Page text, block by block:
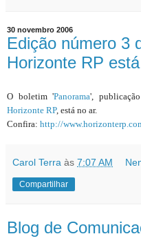
30 novembro 2006
Edição número 3
Horizonte RP
O boletim 'Panorama',
Horizonte RP, está no ar.
Confira: http://
Carol Terra às 7:07 AM
Compartilhar
Blog de